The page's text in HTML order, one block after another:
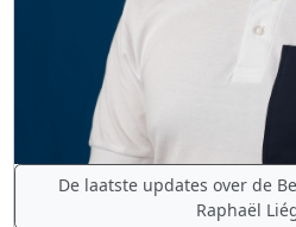
De laatste updates over de
Raphaël